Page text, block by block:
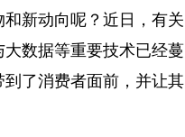
新动向呢？ 近 日，有关
大数据等重要技术已经蔓
了消费者面前，并让其